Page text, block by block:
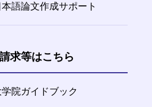
本語論文作成サポート
求等はこちら
学院ガイドブック